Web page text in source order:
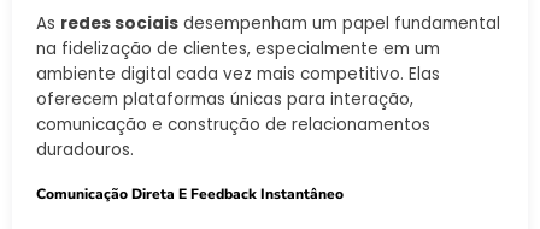
As redes sociais desempenham um papel fundamental
na fidelização de clientes, especialmente em um
ambiente digital cada vez mais competitivo. Elas
oferecem plataformas únicas para interação,
comunicação e construção de relacionamentos
duradouros.
Comunicação Direta E Feedback Instantâneo